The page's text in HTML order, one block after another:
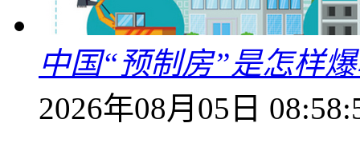
中国“预制房”是怎样
2026年08月05日